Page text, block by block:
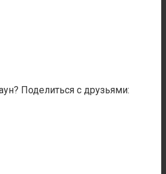
Поделиться с друзьями: